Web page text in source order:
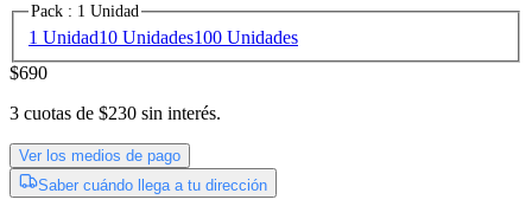
Pack : 1 Unidad
1 Unidad10 Unidades100 Unidades
$690
3 cuotas de $230 sin interés.
Ver los medios de pago
Saber cuándo llega a tu dirección